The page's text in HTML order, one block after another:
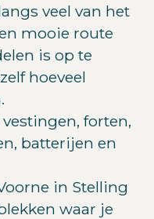
veel van het
mooie route
is op te
hoeveel
forten,
batterijen en
in Stelling
waar je